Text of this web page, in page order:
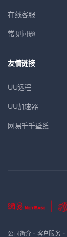
在线客服
常见问题
友情链接
UU远程
UU加速器
网易千千壁纸
公司简介- 客户服务-